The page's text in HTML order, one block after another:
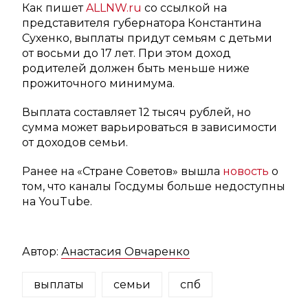
Как пишетALLNW.ru со ссылкой на
представителя губернатора Константина
Сухенко, выплаты придут семьям с детьми
от восьми до 17 лет. При этом доход
родителей должен быть меньше ниже
прожиточного минимума.
Выплата составляет 12 тысяч рублей, но
сумма может варьироваться в зависимости
от доходов семьи.
Ранее на «Стране Советов» вышла новость о
том, что каналы Госдумы больше недоступны
на YouTube.
Автор: Анастасия Овчаренко
выплаты семьи спб